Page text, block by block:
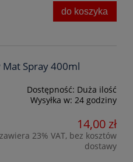
do koszyka
Spray 400ml
Dostępność: Duża ilość
Wysyłka w: 24 godziny
14,00 zł
zawiera 23% VAT, bez kosztów
dostawy